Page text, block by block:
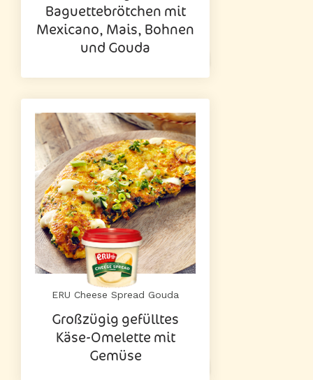
Baguettebrötchen mit
Mexicano, Mais, Bohnen
und Gouda
ERU Cheese Spread Gouda
Großzügig gefülltes
Käse-Omelette mit
Gemüse